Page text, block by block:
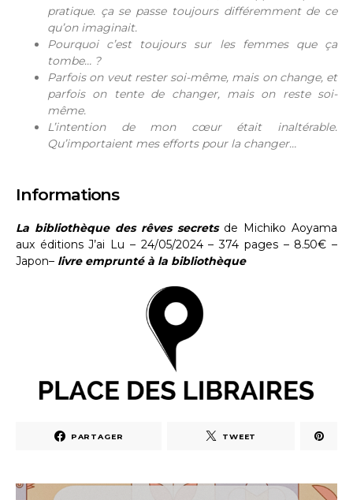
pratique. ça se passe toujours différemment de ce
qu’on imaginait.
Pourquoi c’est toujours sur les femmes que ça
tombe… ?
Parfois on veut rester soi-même, mais on change, et
parfois on tente de changer, mais on reste soi-
même.
L’intention de mon cœur était inaltérable.
Qu’importaient mes efforts pour la changer…
Informations
La bibliothèque des rêves secretsde Michiko Aoyama
aux éditions J’ai Lu – 24/05/2024 – 374 pages – 8.50€ –
Japon– livre emprunté à la bibliothèque
PARTAGER TWEET